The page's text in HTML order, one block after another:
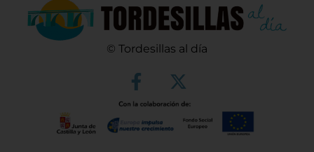
© Tordesillas al día